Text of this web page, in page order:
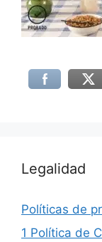
Legalidad
Políticas de
1 Política de